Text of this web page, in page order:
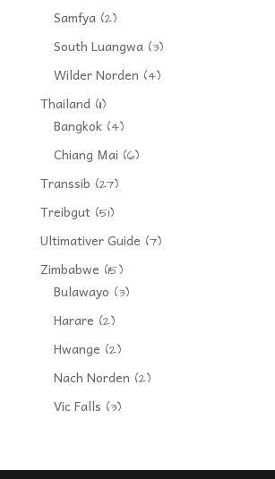
Samfya(2)
South Luangwa(3)
Wilder Norden (4)
Thailand(11)
Bangkok(4)
Chiang Mai (6)
Transsib (27)
Treibgut(51)
Ultimativer Guide (7)
Zimbabwe (15)
Bulawayo (3)
Harare (2)
Hwange (2)
Nach Norden (2)
Vic Falls (3)